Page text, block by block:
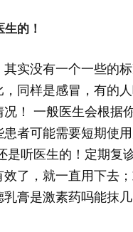
的！
实没有一个一些的
同样是感冒，有的
！ 一般医生会根据
者可能需要短期使
是听医生的！定期复
了，就一直用下去
膏是激素药吗能抹